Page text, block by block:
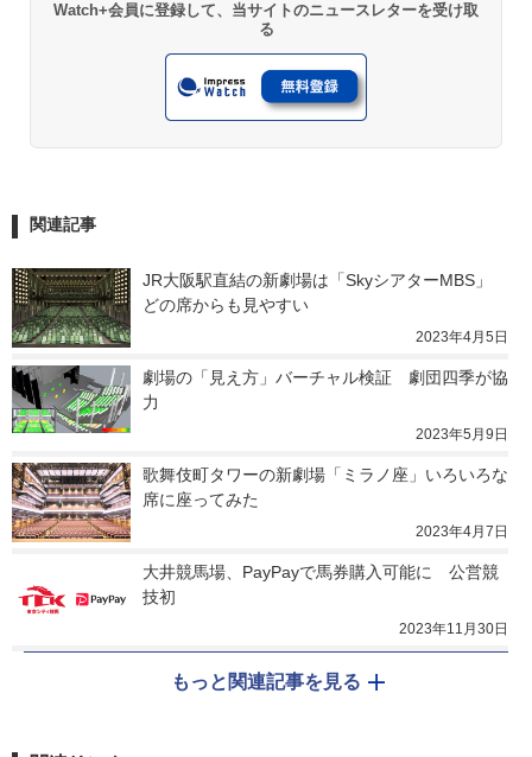
Watch+会員に登録して、当サイトのニュースレターを受け取
る
関連記事
JR大阪駅直結の新劇場は「SkyシアターMBS」
どの席からも見やすい
2023年4月5日
劇場の「見え方」バーチャル検証　劇団四季が協
力
2023年5月9日
歌舞伎町タワーの新劇場「ミラノ座」いろいろな
席に座ってみた
2023年4月7日
大井競馬場、PayPayで馬券購入可能に　公営競
技初
2023年11月30日
もっと関連記事を見る